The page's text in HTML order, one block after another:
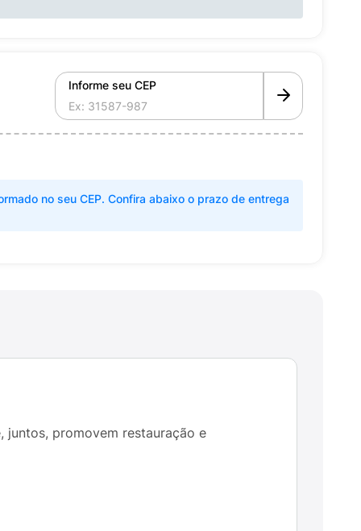
Informe seu CEP
no seu CEP. Confira abaixo o prazo de entrega
juntos, promovem restauração e